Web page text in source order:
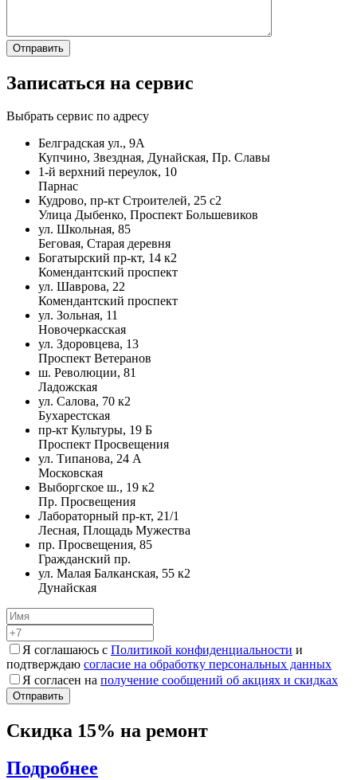
Записаться на сервис
Выбрать сервис по адресу
Белградская ул., 9А
Купчино, Звездная, Дунайская, Пр. Славы
1-й верхний переулок, 10
Парнас
Кудрово, пр-кт Строителей, 25 с2
Улица Дыбенко, Проспект Большевиков
ул. Школьная, 85
Беговая, Старая деревня
Богатырский пр-кт, 14 к2
Комендантский проспект
ул. Шаврова, 22
Комендантский проспект
ул. Зольная, 11
Новочеркасская
ул. Здоровцева, 13
Проспект Ветеранов
ш. Революции, 81
Ладожская
ул. Салова, 70 к2
Бухарестская
пр-кт Культуры, 19 Б
Проспект Просвещения
ул. Типанова, 24 А
Московская
Выборгское ш., 19 к2
Пр. Просвещения
Лабораторный пр-кт, 21/1
Лесная, Площадь Мужества
пр. Просвещения, 85
Гражданский пр.
ул. Малая Балканская, 55 к2
Дунайская
Я соглашаюсь с Политикой конфиденциальности и
подтверждаю согласие на обработку персональных данных
Я согласен на получение сообщений об акциях и скидках
Скидка 15% на ремонт
Подробнее